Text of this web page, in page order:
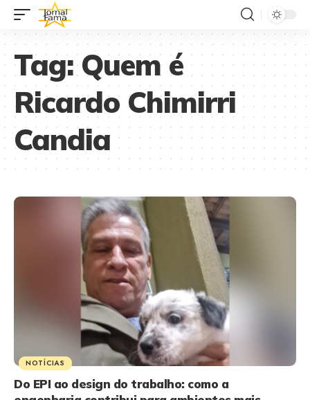
Tag:Quem é
Ricardo Chimirri
Candia
NOTÍCIAS
Do EPI ao design do trabalho: como a